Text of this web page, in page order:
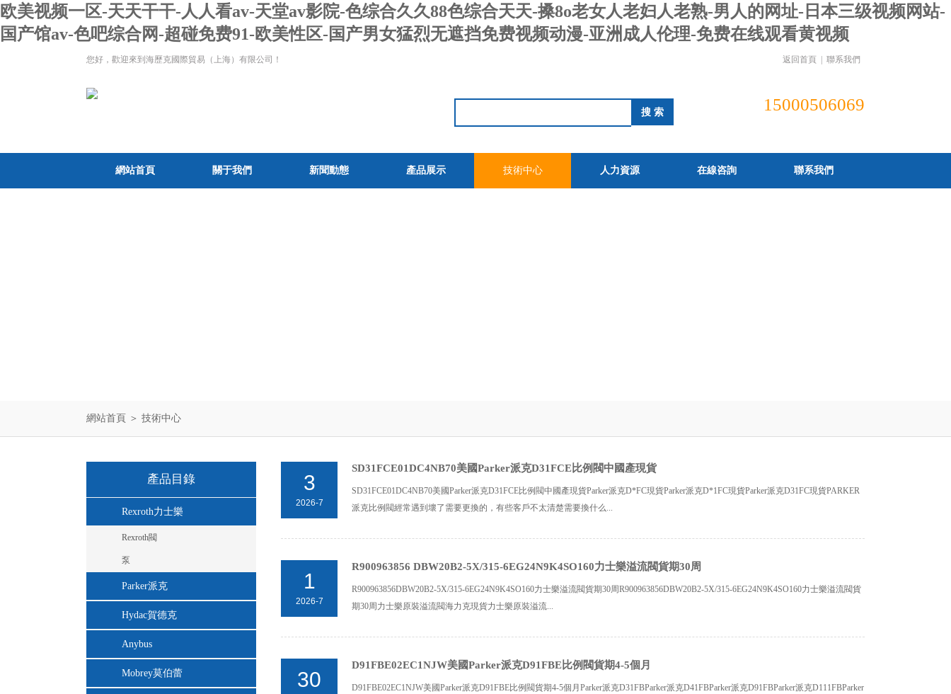
欧美视频一区-天天干干-人人看av-天堂av影院-色综合久久88色综合天天-搡8o老女人老妇人老熟-男人的网址-日本三级视频网站-
国产馆av-色吧综合网-超碰免费91-欧美性区-国产男女猛烈无遮挡免费视频动漫-亚洲成人伦理-免费在线观看黄视频
您好，歡迎來到海歷克國際貿易（上海）有限公司！ 返回首頁 聯系我們
15000506069
網站首頁 關于我們 新聞動態 產品展示 技術中心 人力資源 在線咨詢 聯系我們
網站首頁 ＞ 技術中心
產品目錄
Rexroth力士樂
Rexroth閥
泵
Parker派克
Hydac賀德克
Anybus
Mobrey莫伯蕾
3
2026-7
SD31FCE01DC4NB70美國Parker派克D31FCE比例閥中國產現貨
SD31FCE01DC4NB70美國Parker派克D31FCE比例閥中國產現貨Parker派克D*FC現貨Parker派克D*1FC現貨Parker派克D31FC現貨PARKER
派克比例閥經常遇到壞了需要更換的，有些客戶不太清楚需要換什么...
1
2026-7
R900963856 DBW20B2-5X/315-6EG24N9K4SO160力士樂溢流閥貨期30周
R900963856DBW20B2-5X/315-6EG24N9K4SO160力士樂溢流閥貨期30周R900963856DBW20B2-5X/315-6EG24N9K4SO160力士樂溢流閥貨
期30周力士樂原裝溢流閥海力克現貨力士樂原裝溢流...
30
D91FBE02EC1NJW美國Parker派克D91FBE比例閥貨期4-5個月
D91FBE02EC1NJW美國Parker派克D91FBE比例閥貨期4-5個月Parker派克D31FBParker派克D41FBParker派克D91FBParker派克D111FBParker